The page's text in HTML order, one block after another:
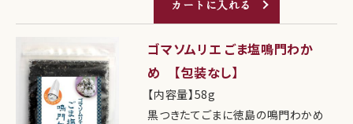
カートに入れる
ゴマソムリエ ごま塩鳴門わか
め 【包装なし】
【内容量】58g
黒つきたてごまに徳島の鳴門わかめ